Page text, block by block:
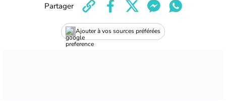
Ajouter à vos sources préférées
Partager